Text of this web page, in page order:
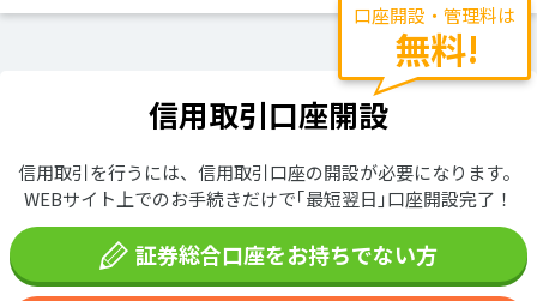
口座開設・管理料は
無料!
信用取引口座開設
信用取引を行うには、信用取引口座の開設が必要になります。
WEBサイト上でのお手続きだけで｢最短翌日｣口座開設完了！
証券総合口座をお持ちでない方